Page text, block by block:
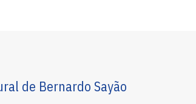
de Bernardo Sayão